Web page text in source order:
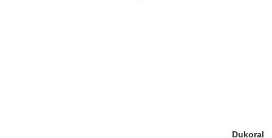
Dukoral